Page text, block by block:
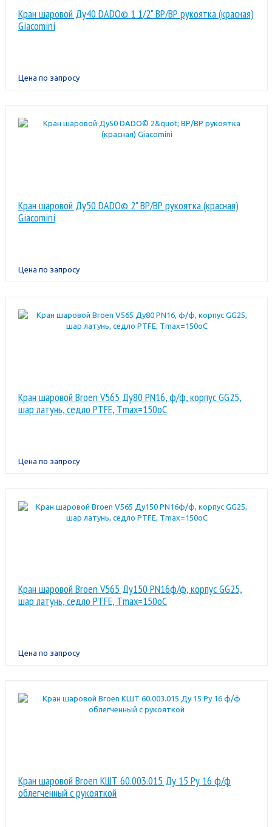
Кран шаровой Ду40 DADO© 1 1/2" ВР/ВР рукоятка (красная)
Giacomini
Цена по запросу
Кран шаровой Ду50 DADO© 2" ВР/ВР рукоятка (красная)
Giacomini
Цена по запросу
Кран шаровой Broen V565 Ду80 PN16, ф/ф, корпус GG25,
шар латунь, седло PTFE, Тmax=150oC
Цена по запросу
Кран шаровой Broen V565 Ду150 PN16ф/ф, корпус GG25,
шар латунь, седло PTFE, Тmax=150oC
Цена по запросу
Кран шаровой Broen КШТ 60.003.015 Ду 15 Ру 16 ф/ф
облегченный с рукояткой